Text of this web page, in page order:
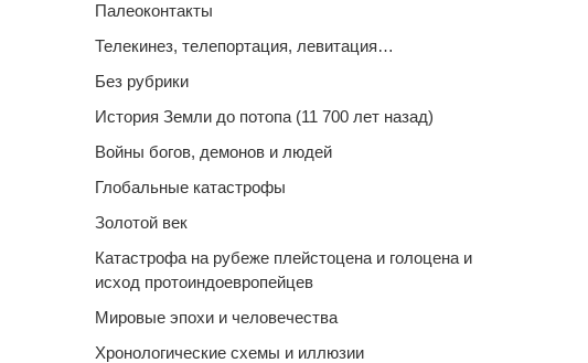
Палеоконтакты
Телекинез, телепортация, левитация…
Без рубрики
История Земли до потопа (11 700 лет назад)
Войны богов, демонов и людей
Глобальные катастрофы
Золотой век
Катастрофа на рубеже плейстоцена и голоцена и
исход протоиндоевропейцев
Мировые эпохи и человечества
Хронологические схемы и иллюзии